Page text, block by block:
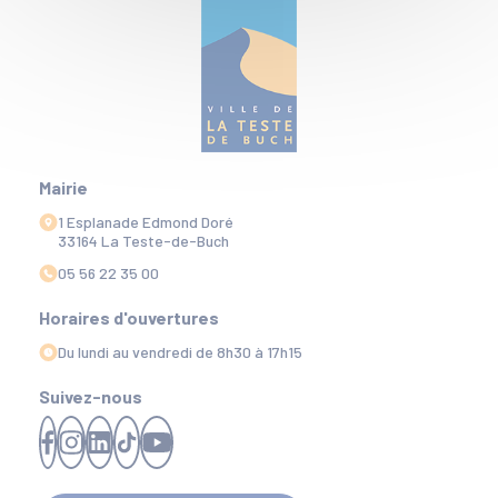
Mairie
1 Esplanade Edmond Doré
33164 La Teste-de-Buch
05 56 22 35 00
Horaires d'ouvertures
Du lundi au vendredi de 8h30 à 17h15
Suivez-nous